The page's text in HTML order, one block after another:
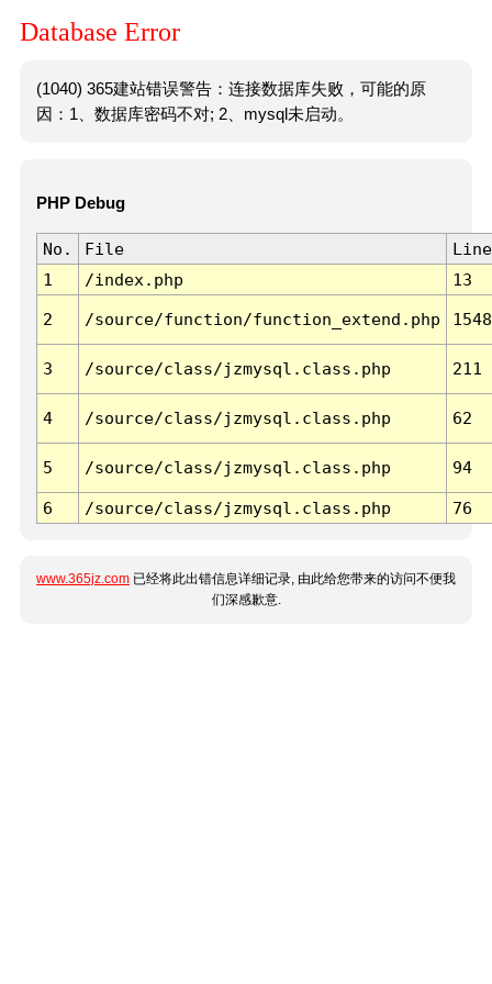
Database Error
(1040) 365建站错误警告：连接数据库失败，可能的原
因：1、数据库密码不对; 2、mysql未启动。
PHP Debug
No. File
Line
1
/index.php 13
2 /source/function/function_extend.php 1548
3 /source/class/jzmysql.class.php 211
4 /source/class/jzmysql.class.php 62
5 /source/class/jzmysql.class.php 94
6 /source/class/jzmysql.class.php 76
www.365jz.com 已经将此出错信息详细记录, 由此给您带来的访问不便我
们深感歉意.